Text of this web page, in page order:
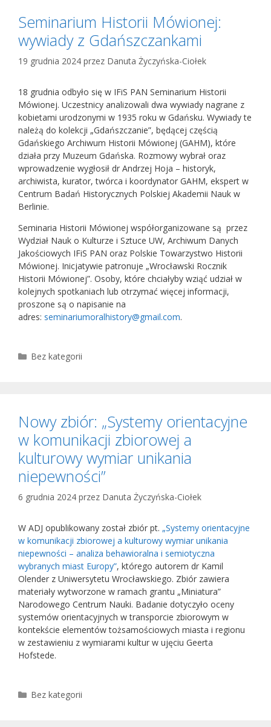
Seminarium Historii Mówionej:
wywiady z Gdańszczankami
19 grudnia 2024 przez Danuta Życzyńska-Ciołek
18 grudnia odbyło się w IFiS PAN Seminarium Historii
Mówionej. Uczestnicy analizowali dwa wywiady nagrane z
kobietami urodzonymi w 1935 roku w Gdańsku. Wywiady te
należą do kolekcji „Gdańszczanie”, będącej częścią
Gdańskiego Archiwum Historii Mówionej (GAHM), które
działa przy Muzeum Gdańska. Rozmowy wybrał oraz
wprowadzenie wygłosił dr Andrzej Hoja – historyk,
archiwista, kurator, twórca i koordynator GAHM, ekspert w
Centrum Badań Historycznych Polskiej Akademii Nauk w
Berlinie.
Seminaria Historii Mówionej współorganizowane są przez
Wydział Nauk o Kulturze i Sztuce UW, Archiwum Danych
Jakościowych IFiS PAN oraz Polskie Towarzystwo Historii
Mówionej. Inicjatywie patronuje „Wrocławski Rocznik
Historii Mówionej”. Osoby, które chciałyby wziąć udział w
kolejnych spotkaniach lub otrzymać więcej informacji,
proszone są o napisanie na
adres: seminariumoralhistory@gmail.com.
Kategorie
Bez kategorii
Nowy zbiór: „Systemy orientacyjne
w komunikacji zbiorowej a
kulturowy wymiar unikania
niepewności”
6 grudnia 2024 przez Danuta Życzyńska-Ciołek
W ADJ opublikowany został zbiór pt. „Systemy orientacyjne
w komunikacji zbiorowej a kulturowy wymiar unikania
niepewności – analiza behawioralna i semiotyczna
wybranych miast Europy”, którego autorem dr Kamil
Olender z Uniwersytetu Wrocławskiego. Zbiór zawiera
materiały wytworzone w ramach grantu „Miniatura”
Narodowego Centrum Nauki. Badanie dotyczyło oceny
systemów orientacyjnych w transporcie zbiorowym w
kontekście elementów tożsamościowych miasta i regionu
w zestawieniu z wymiarami kultur w ujęciu Geerta
Hofstede.
Kategorie
Bez kategorii